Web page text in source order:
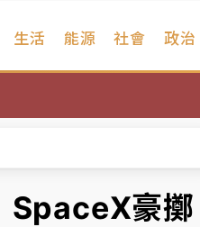
生活 能源 社會 政治
晚上7時
SpaceX豪擲